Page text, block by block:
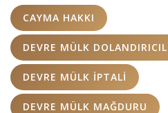
CAYMA HAKKI
DEVRE MÜLK
DEVRE MÜLK IPTALI
DEVRE MÜLK MAĞDURU